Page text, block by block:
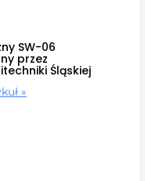
SW-06
przez
Śląskiej
»